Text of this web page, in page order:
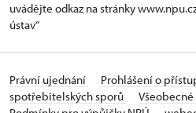
uvádějte odkaz na stránky
ústav“
Právní ujednání Prohlášení o
spotřebitelských sporů